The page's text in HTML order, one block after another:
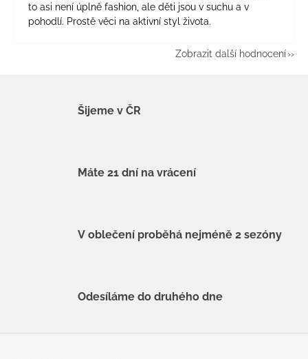
to asi není úplně fashion, ale děti jsou v suchu a v
pohodlí. Prostě věci na aktivní styl života.
Zobrazit další hodnocení
Šijeme v ČR
Máte 21 dní na vrácení
V oblečení proběhá nejméně 2 sezóny
Odesíláme do druhého dne